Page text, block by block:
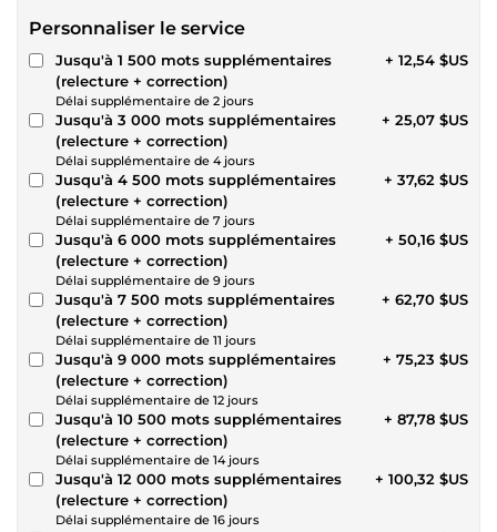
Personnaliser le service
Jusqu'à 1 500 mots supplémentaires
(relecture + correction)
Délai supplémentaire de 2 jours
+ 12,54 $US
Jusqu'à 3 000 mots supplémentaires
(relecture + correction)
Délai supplémentaire de 4 jours
+ 25,07 $US
Jusqu'à 4 500 mots supplémentaires
(relecture + correction)
Délai supplémentaire de 7 jours
+ 37,62 $US
Jusqu'à 6 000 mots supplémentaires
(relecture + correction)
Délai supplémentaire de 9 jours
+ 50,16 $US
Jusqu'à 7 500 mots supplémentaires
(relecture + correction)
Délai supplémentaire de 11 jours
+ 62,70 $US
Jusqu'à 9 000 mots supplémentaires
(relecture + correction)
Délai supplémentaire de 12 jours
+ 75,23 $US
Jusqu'à 10 500 mots supplémentaires
(relecture + correction)
Délai supplémentaire de 14 jours
+ 87,78 $US
Jusqu'à 12 000 mots supplémentaires
(relecture + correction)
Délai supplémentaire de 16 jours
+ 100,32 $US